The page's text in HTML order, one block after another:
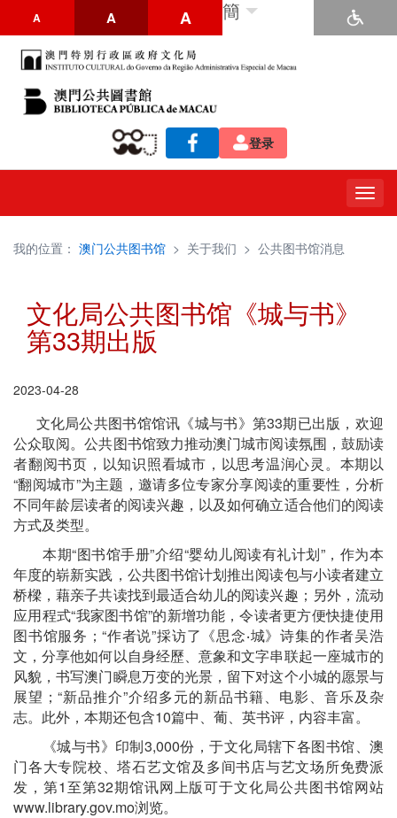
A A A 簡
登录
我的位置： 澳门公共图书馆 > 关于我们 > 公共图书馆消息
文化局公共图书馆《城与书》
第33期出版
2023-04-28
文化局公共图书馆馆讯《城与书》第33期已出版，欢迎
公众取阅。公共图书馆致力推动澳门城市阅读氛围，鼓励读
者翻阅书页，以知识照看城市，以思考温润心灵。本期以
“翻阅城市”为主题，邀请多位专家分享阅读的重要性，分析
不同年龄层读者的阅读兴趣，以及如何确立适合他们的阅读
方式及类型。
本期“图书馆手册”介绍“婴幼儿阅读有礼计划”，作为本
年度的崭新实践，公共图书馆计划推出阅读包与小读者建立
桥樑，藉亲子共读找到最适合幼儿的阅读兴趣；另外，流动
应用程式“我家图书馆”的新增功能，令读者更方便快捷使用
图书馆服务；“作者说”採访了《思念‧城》诗集的作者吴浩
文，分享他如何以自身经歷、意象和文字串联起一座城市的
风貌，书写澳门瞬息万变的光景，留下对这个小城的愿景与
展望；“新品推介”介绍多元的新品书籍、电影、音乐及杂
志。此外，本期还包含10篇中、葡、英书评，内容丰富。
《城与书》印制3,000份，于文化局辖下各图书馆、澳
门各大专院校、塔石艺文馆及多间书店与艺文场所免费派
发，第1至第32期馆讯网上版可于文化局公共图书馆网站
www.library.gov.mo浏览。